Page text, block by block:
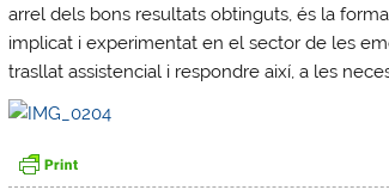
arrel dels bons resultats obtinguts, és la
implicat i experimentat en el sector de les
trasllat assistencial i respondre així, a les